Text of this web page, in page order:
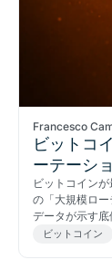
Francesco
ビットコ
ーテーシ
ビットコイン
の「大規模ロ
データが示す底
ビットコイン